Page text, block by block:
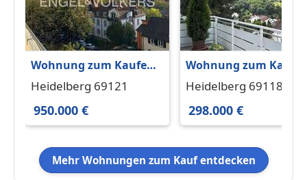
Wohnung zum Kaufen
in Heidelberg 950.000 €
Heidelberg 69121
950.000 €
Wohnung zum
in Heidelberg 298.000
Heidelberg 69118
298.000 €
Mehr Wohnungen zum Kauf entdecken